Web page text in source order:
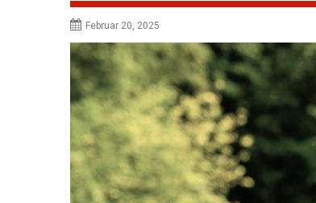
Februar 20, 2025